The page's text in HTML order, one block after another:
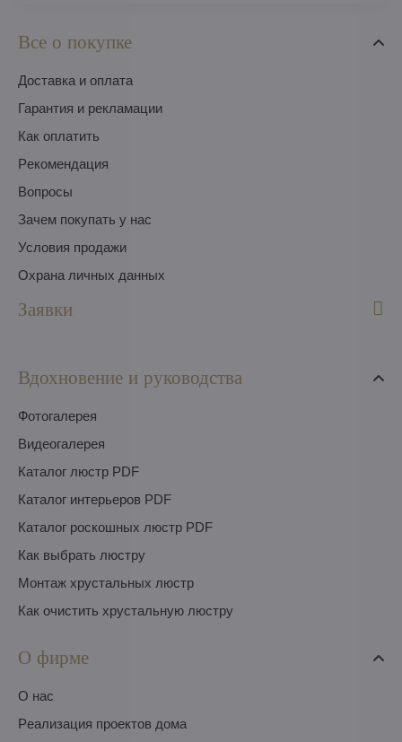
Все о покупке
Доставка и оплата
Гарантия и рекламации
Как оплатить
Pекомендация
Вопросы
Зачем покупать у нас
Условия продажи
Охрана личных данных
Заявки
Вдохновение и руководства
Фотогалерея
Видеогалерея
Каталог люстр PDF
Каталог интерьеров PDF
Каталог роскошных люстр PDF
Как выбрать люстру
Монтаж хрустальных люстр
Как очистить хрустальную люстру
О фирме
O нас
Pеализация проектов дома